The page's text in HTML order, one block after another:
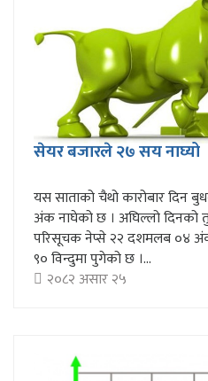
सेयर बजारले २७ सय नाघ्यो
यस साताको चैथो कारोबार दिन
अंक नाघेको छ । अघिल्लो दिनको
परिसूचक नेप्से २२ दशमलब ०४
९० विन्दुमा पुगेको छ ।...
२०८२ असार २५